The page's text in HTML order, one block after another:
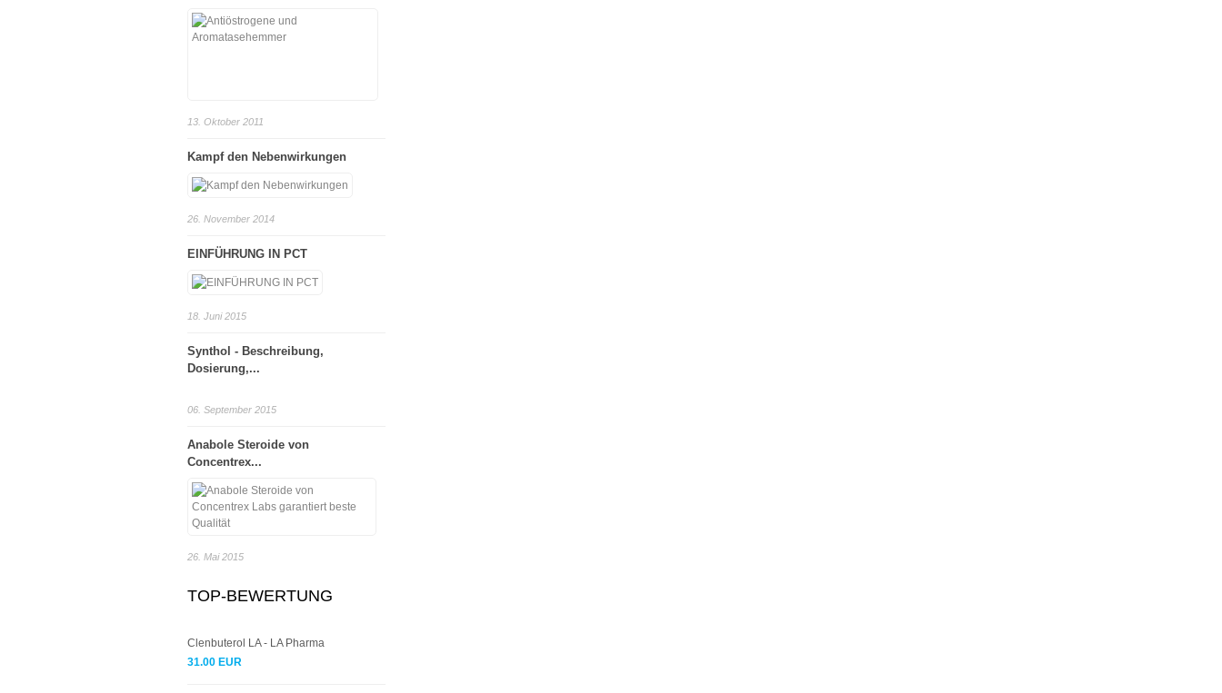
13. Oktober 2011
Kampf den Nebenwirkungen
26. November 2014
EINFÜHRUNG IN PCT
18. Juni 2015
Synthol - Beschreibung,
Dosierung,...
06. September 2015
Anabole Steroide von
Concentrex...
26. Mai 2015
TOP-BEWERTUNG
Clenbuterol LA - LA Pharma
31.00 EUR